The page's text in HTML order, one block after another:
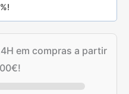
em compras a partir
€!